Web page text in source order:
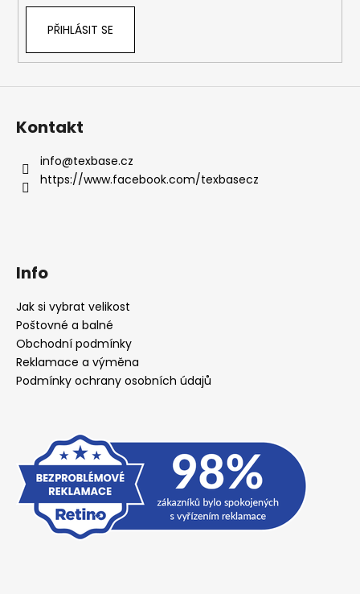
PŘIHLÁSIT SE
Kontakt
info@texbase.cz
https://www.facebook.com/texbasecz
Info
Jak si vybrat velikost
Poštovné a balné
Obchodní podmínky
Reklamace a výměna
Podmínky ochrany osobních údajů